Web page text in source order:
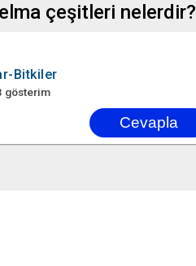
çeşitleri nelerdir?
Bitkiler
gösterim